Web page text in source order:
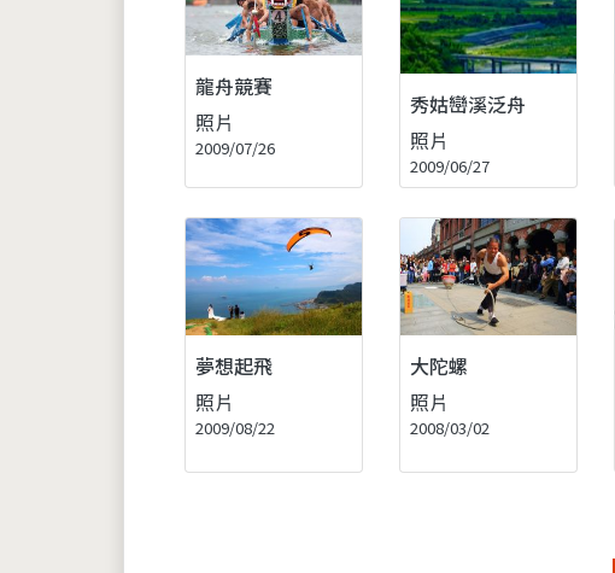
龍舟競賽
照片
2009/07/26
秀姑巒溪泛舟
照片
2009/06/27
夢想起飛
照片
2009/08/22
大陀螺
照片
2008/03/02